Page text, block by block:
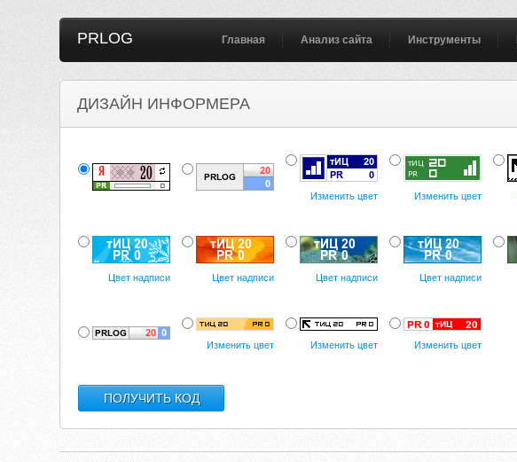
PRLOG Главная Анализ сайта Инструменты
ДИЗАЙН ИНФОРМЕРА
Изменить цвет Изменить цвет
Цвет надписи Цвет надписи Цвет надписи Цвет надписи
Изменить цвет Изменить цвет Изменить цвет